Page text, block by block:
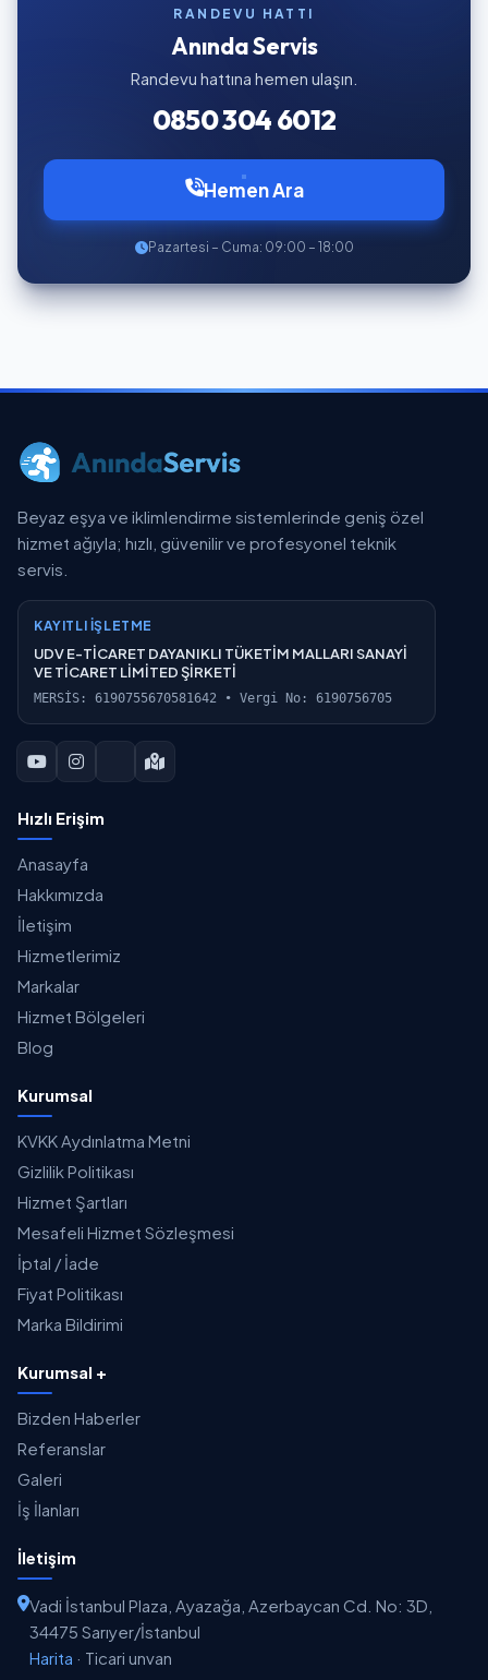
RANDEVU HATTI
Anında Servis
Randevu hattına hemen ulaşın.
0850 304 6012
Hemen Ara
Pazartesi – Cuma: 09:00 – 18:00
Beyaz eşya ve iklimlendirme sistemlerinde geniş özel
hizmet ağıyla; hızlı, güvenilir ve profesyonel teknik
servis.
KAYITLI İŞLETME
UDV E-TİCARET DAYANIKLI TÜKETİM MALLARI SANAYİ
VE TİCARET LİMİTED ŞİRKETİ
MERSİS: 6190755670581642 • Vergi No: 6190756705
Hızlı Erişim
Anasayfa
Hakkımızda
İletişim
Hizmetlerimiz
Markalar
Hizmet Bölgeleri
Blog
Kurumsal
KVKK Aydınlatma Metni
Gizlilik Politikası
Hizmet Şartları
Mesafeli Hizmet Sözleşmesi
İptal / İade
Fiyat Politikası
Marka Bildirimi
Kurumsal +
Bizden Haberler
Referanslar
Galeri
İş İlanları
İletişim
Vadi İstanbul Plaza, Ayazağa, Azerbaycan Cd. No: 3D,
34475 Sarıyer/İstanbul
Harita · Ticari unvan